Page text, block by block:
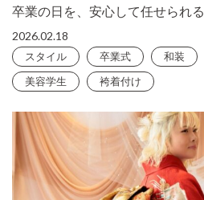
卒業の日を、安心して任せられ
2026.02.18
スタイル 卒業式 和装
美容学生 袴着付け